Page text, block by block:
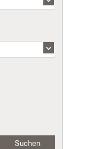
Suchen